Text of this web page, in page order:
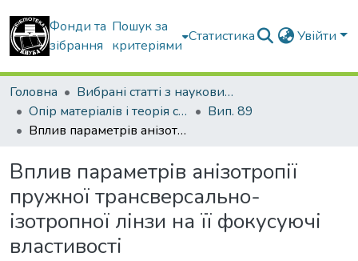
Фонди та
зібрання
Пошук за
критеріями
Статистика Увійти
Головна
Вибрані статті з наукових збірників КНУБА
Опір матеріалів і теорія споруд
Вип. 89
Вплив параметрів анізотропії пружної трансверсально-ізотропної лінзи на її фокусуючі властивості
Вплив параметрів анізотропії
пружної трансверсально-
ізотропної лінзи на її фокусуючі
властивості